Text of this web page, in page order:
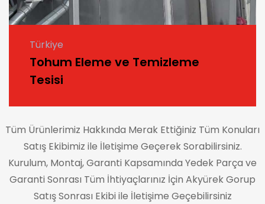
Türkiye
Tohum Eleme ve Temizleme
Tesisi
Tüm Ürünlerimiz Hakkında Merak Ettiğiniz Tüm Konuları
Satış Ekibimiz ile İletişime Geçerek Sorabilirsiniz.
Kurulum, Montaj, Garanti Kapsamında Yedek Parça ve
Garanti Sonrası Tüm İhtiyaçlarınız İçin Akyürek Gorup
Satış Sonrası Ekibi ile İletişime Geçebilirsiniz